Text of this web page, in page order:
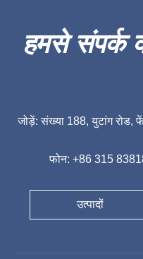
हमसे संपर्क
जोड़ें: संख्या 188, युटांग रोड,
फोन: +86 315
उत्पादों